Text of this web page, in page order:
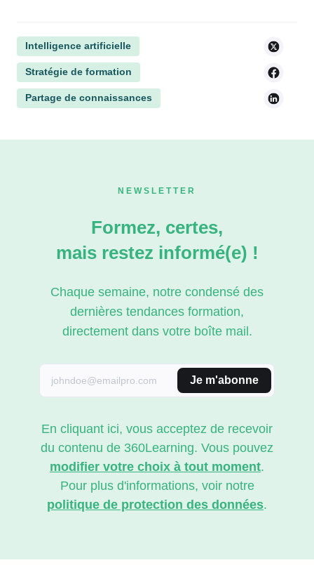
Intelligence artificielle
Stratégie de formation
Partage de connaissances
NEWSLETTER
Formez, certes,
mais restez informé(e) !
Chaque semaine, notre condensé des
dernières tendances formation,
directement dans votre boîte mail.
Je m'abonne
En cliquant ici, vous acceptez de recevoir
du contenu de 360Learning. Vous pouvez
modifier votre choix à tout moment.
Pour plus d'informations, voir notre
politique de protection des données.